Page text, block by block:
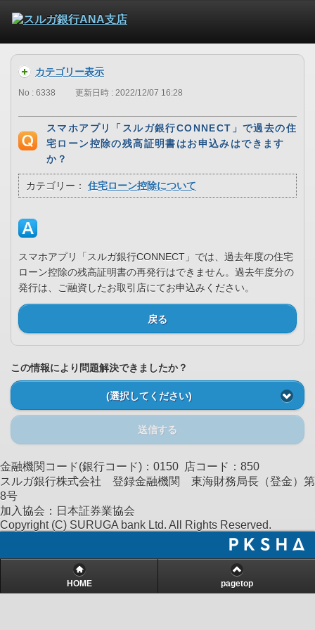
カテゴリー表示
No : 6338 更新日時 : 2022/12/07 16:28
スマホアプリ「スルガ銀行CONNECT」で過去の住
宅ローン控除の残高証明書はお申込みはできます
か？
カテゴリー： 住宅ローン控除について
スマホアプリ「スルガ銀行CONNECT」では、過去年度の住宅
ローン控除の残高証明書の再発行はできません。過去年度分の
発行は、ご融資したお取引店にてお申込みください。
戻る
この情報により問題解決できましたか？
(選択してください)
送信する
金融機関コード(銀行コード)：0150 店コード：850
スルガ銀行株式会社 登録金融機関 東海財務局長（登金）第
8号
加入協会：日本証券業協会
Copyright (C) SURUGA bank Ltd. All Rights Reserved.
HOME pagetop